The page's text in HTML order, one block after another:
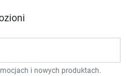
i nowych produktach.